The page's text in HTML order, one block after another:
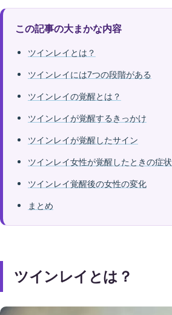
この記事の大まかな内容
ツインレイとは？
ツインレイには7つの段階がある
ツインレイの覚醒とは？
ツインレイが覚醒するきっかけ
ツインレイが覚醒したサイン
ツインレイ女性が覚醒したときの症状
ツインレイ覚醒後の女性の変化
まとめ
ツインレイとは？